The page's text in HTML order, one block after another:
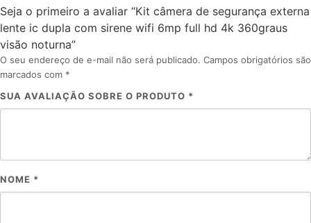
Seja o primeiro a avaliar “Kit câmera de segurança externa
lente ic dupla com sirene wifi 6mp full hd 4k 360graus
visão noturna”
O seu endereço de e-mail não será publicado. Campos obrigatórios são
marcados com *
SUA AVALIAÇÃO SOBRE O PRODUTO *
NOME *